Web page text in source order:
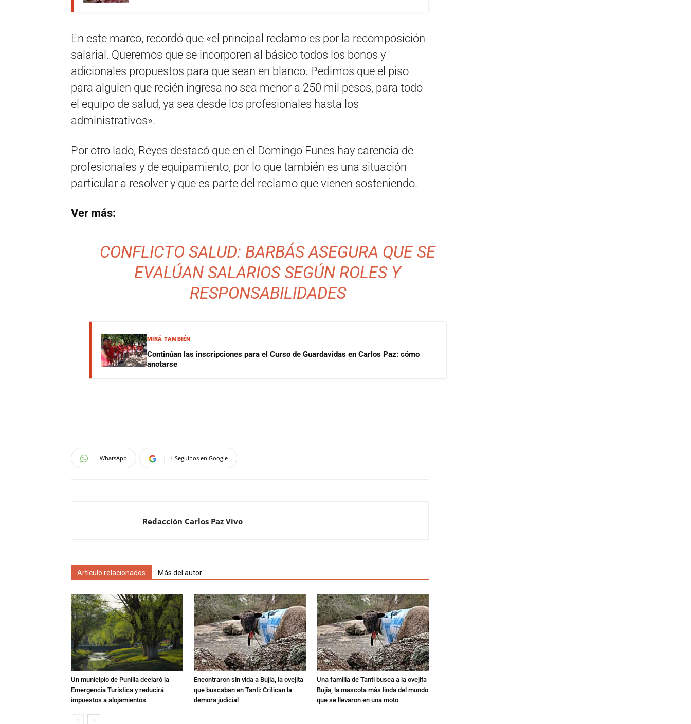
En este marco, recordó que «el principal reclamo es por la recomposición
salarial. Queremos que se incorporen al básico todos los bonos y
adicionales propuestos para que sean en blanco. Pedimos que el piso
para alguien que recién ingresa no sea menor a 250 mil pesos, para todo
el equipo de salud, ya sea desde los profesionales hasta los
administrativos».
Por otro lado, Reyes destacó que en el Domingo Funes hay carencia de
profesionales y de equipamiento, por lo que también es una situación
particular a resolver y que es parte del reclamo que vienen sosteniendo.
Ver más:
CONFLICTO SALUD: BARBÁS ASEGURA QUE SE
EVALÚAN SALARIOS SEGÚN ROLES Y
RESPONSABILIDADES
MIRÁ TAMBIÉN
Continúan las inscripciones para el Curso de Guardavidas en Carlos Paz: cómo
anotarse
WhatsApp + Seguinos en Google
Redacción Carlos Paz Vivo
Artículo relacionados Más del autor
Un municipio de Punilla declaró la
Emergencia Turística y reducirá
impuestos a alojamientos
Encontraron sin vida a Bujía, la ovejita
que buscaban en Tanti: Critican la
demora judicial
Una familia de Tanti busca a la ovejita
Bujía, la mascota más linda del mundo
que se llevaron en una moto